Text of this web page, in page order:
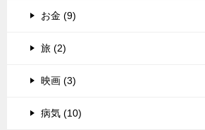
お金 (9)
旅 (2)
映画 (3)
病気 (10)